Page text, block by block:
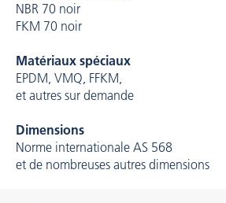
NBR 70 noir
FKM 70 noir
Matériaux spéciaux
EPDM, VMQ, FFKM,
et autres sur demande
Dimensions
Norme internationale AS 568
et de nombreuses autres dimensions